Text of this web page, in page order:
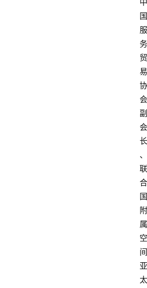
中
国
服
务
贸
易
协
会
副
会
长
、
联
合
国
附
属
空
间
亚
太